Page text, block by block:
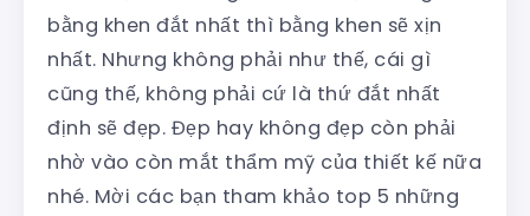
bằng khen đắt nhất thì bằng khen sẽ xịn
nhất. Nhưng không phải như thế, cái gì
cũng thế, không phải cứ là thứ đắt nhất
định sẽ đẹp. Đẹp hay không đẹp còn phải
nhờ vào còn mắt thẩm mỹ của thiết kế nữa
nhé. Mời các bạn tham khảo top 5 những